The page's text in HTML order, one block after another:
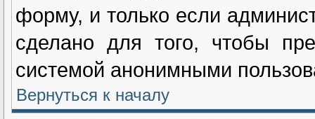
форму, и только если
сделано для того, чтобы
системой анонимными
Вернуться к началу